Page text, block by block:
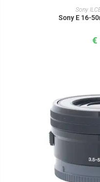
IN DEN
Sony
Sony E 16-
€